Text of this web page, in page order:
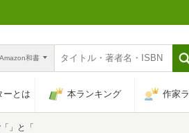
Amazon和書
ーとは 本ランキング 作家
」と「